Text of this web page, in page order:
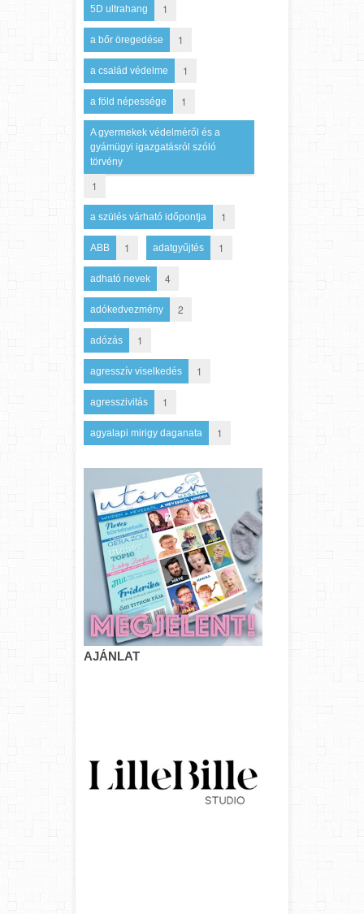
5D ultrahang 1
a bőr öregedése 1
a család védelme 1
a föld népessége 1
A gyermekek védelméről és a
gyámügyi igazgatásról szóló
törvény
1
a szülés várható időpontja 1
ABB 1 adatgyűjtés 1
adható nevek 4
adókedvezmény 2
adózás 1
agresszív viselkedés 1
agresszivitás 1
agyalapi mirigy daganata 1
AJÁNLAT